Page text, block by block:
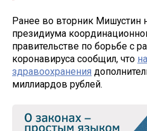
Ранее во вторник Мишустин
президиума
правительстве по борьбе с
коронавируса сообщил, что
здравоохранения
миллиардов рублей.